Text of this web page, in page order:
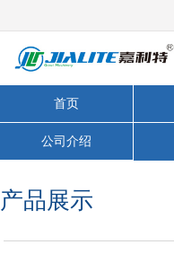
首页
公司介绍
产品展示